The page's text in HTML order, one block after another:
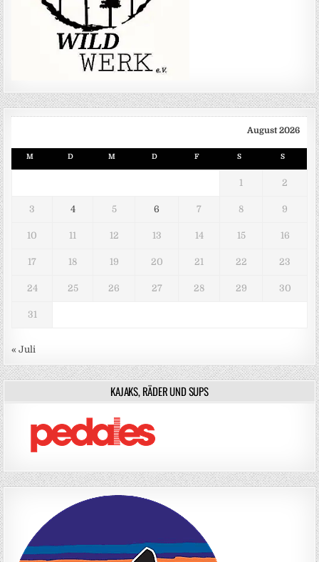
August 2026
M D M D F S S
1 2
3 4 5 6 7 8 9
10 11 12 13 14 15 16
17 18 19 20 21 22 23
24 25 26 27 28 29 30
31
« Juli
KAJAKS, RÄDER UND SUPS